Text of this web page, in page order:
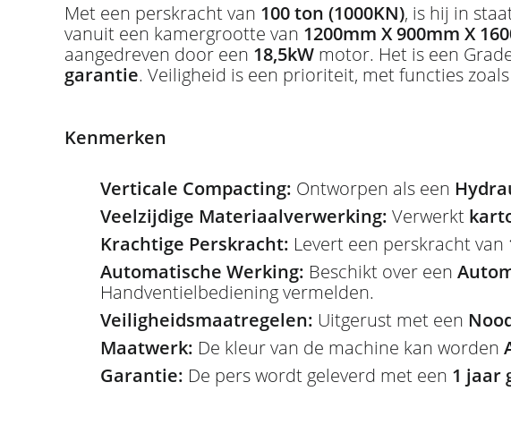
Met een perskracht van 100 ton (1000KN), is hij in
vanuit een kamergrootte van 1200mm X 900mm X
aangedreven door een 18,5kW motor. Het is een
garantie. Veiligheid is een prioriteit, met functies
Kenmerken
Verticale Compacting: Ontworpen als een
Veelzijdige Materiaalverwerking: Verwerkt
Krachtige Perskracht: Levert een perskracht van
Automatische Werking: Beschikt over een
Handventielbediening vermelden.
Veiligheidsmaatregelen: Uitgerust met een
Maatwerk: De kleur van de machine kan worden
Garantie: De pers wordt geleverd met een 1 jaar